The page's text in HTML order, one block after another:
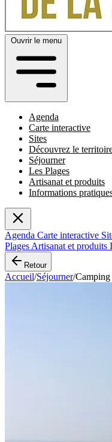
Ouvrir le menu
Agenda
Carte interactive
Sites
Découvrez le
Séjourner
Les Plages
Artisanat et produits
Informations
Agenda Carte interactive
Plages Artisanat et produits
Retour
Accueil/Séjourner/